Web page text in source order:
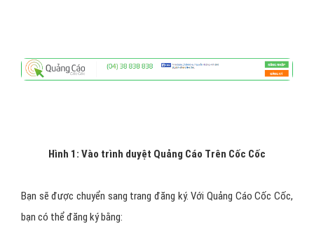
Hình 1: Vào trình duyệt Quảng Cáo Trên Cốc Cốc
Bạn sẽ được chuyển sang trang đăng ký. Với Quảng Cáo Cốc Cốc,
bạn có thể đăng ký bằng: